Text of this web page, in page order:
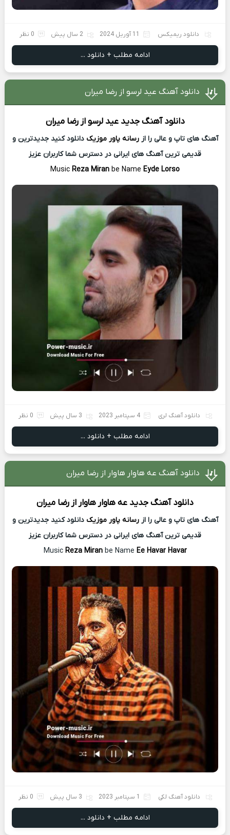
دانلود ریمیکس 11 آوریل 2024 2 سال پیش 0 نظر
ادامه مطلب + دانلود ...
دانلود آهنگ عید لرسو از رضا میران
دانلود آهنگ جدید عید لرسو ازرضا میران
آهنگ های تاپ و عالی را ازرسانه پاور موزیک دانلود کنید جدیدترین و
قدیمی ترین آهنگ های ایرانی در دسترس شما کاربران عزیز
Music Reza Miran be Name Eyde Lorso
دانلود آهنگ لری 4 سپتامبر 2023 3 سال پیش 0 نظر
ادامه مطلب + دانلود ...
دانلود آهنگ عه هاوار هاوار از رضا میران
دانلود آهنگ جدید عه هاوار هاوار ازرضا میران
آهنگ های تاپ و عالی را از رسانه پاور موزیک دانلود کنید جدیدترین و
قدیمی ترین آهنگ های ایرانی در دسترس شما کاربران عزیز
Music Reza Miran be Name Ee Havar Havar
دانلود آهنگ لکی 1 سپتامبر 2023 3 سال پیش 0 نظر
ادامه مطلب + دانلود ...